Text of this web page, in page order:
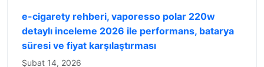
e-cigarety rehberi, vaporesso polar 220w
detaylı inceleme 2026 ile performans, batarya
süresi ve fiyat karşılaştırması
Şubat 14, 2026